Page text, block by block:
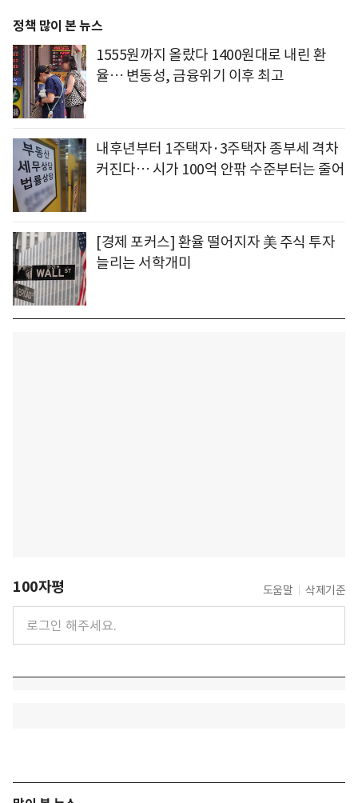
정책 많이 본 뉴스
1555원까지 올랐다 1400원대로 내린 환
율… 변동성, 금융위기 이후 최고
내후년부터 1주택자·3주택자 종부세 격차
커진다… 시가 100억 안팎 수준부터는 줄어
[경제 포커스] 환율 떨어지자 美 주식 투자
늘리는 서학개미
100자평 도움말 삭제기준